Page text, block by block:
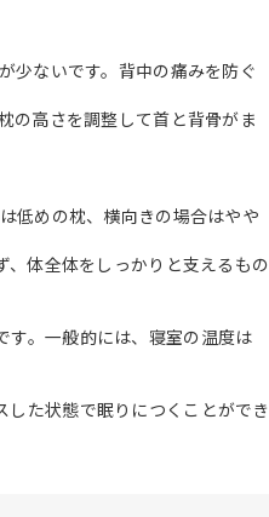
少ないです。背中の痛みを防ぐ
の高さを調整して首と背骨がま
低めの枕、横向きの場合はやや
体全体をしっかりと支えるもの
す。一般的には、寝室の温度は
た状態で眠りにつくことができ